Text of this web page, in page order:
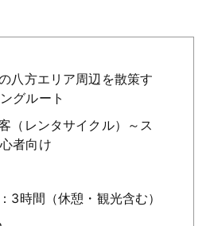
八方エリア周辺を散策す
グルート
（レンタサイクル）～ス
者向け
3時間（休憩・観光含む）